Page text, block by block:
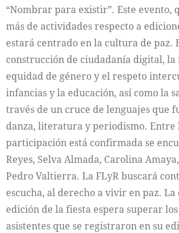
“Nombrar para existir”. Este evento,
más de actividades respecto a
estará centrado en la cultura de paz.
construcción de ciudadanía digital, la
equidad de género y el respeto
infancias y la educación, así como la
través de un cruce de lenguajes que
danza, literatura y periodismo. Entre
participación está confirmada se
Reyes, Selva Almada, Carolina
Pedro Valtierra. La FLyR buscará
escucha, al derecho a vivir en paz.
edición de la fiesta espera superar
asistentes que se registraron en su